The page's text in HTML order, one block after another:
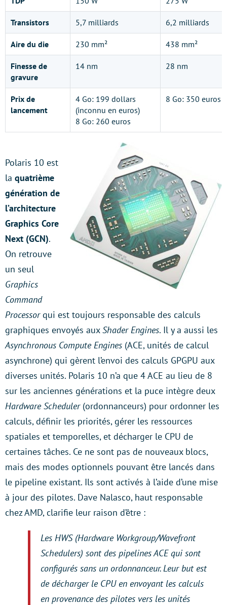
Transistors 5,7 milliards 6,2 milliards
Aire du die 230 mm² 438 mm²
Finesse de
gravure
14 nm 28 nm
Prix de
lancement
4 Go: 199 dollars
(inconnu en euros)
8 Go: 260 euros
8 Go: 350 euros
Polaris 10 est
la quatrième
génération de
l’architecture
Graphics Core
Next (GCN).
On retrouve
un seul
Graphics
Command
Processorqui est toujours responsable des calculs
graphiques envoyés auxShader Engines. Il y a aussi les
Asynchronous Compute Engines (ACE, unités de calcul
asynchrone) qui gèrent l’envoi des calculs GPGPU aux
diverses unités. Polaris 10 n’a que 4 ACE au lieu de 8
sur les anciennes générations et la puce intègre deux
Hardware Scheduler(ordonnanceurs) pour ordonner les
calculs, définir les priorités, gérer les ressources
spatiales et temporelles, et décharger le CPU de
certaines tâches. Ce ne sont pas de nouveaux blocs,
mais des modes optionnels pouvant être lancés dans
le pipeline existant. Ils sont activés à l’aide d’une mise
à jour des pilotes. Dave Nalasco, haut responsable
chez AMD, clarifie leur raison d’être :
Les HWS (Hardware Workgroup/Wavefront
Schedulers) sont des pipelines ACE qui sont
configurés sans un ordonnanceur. Leur but est
de décharger le CPU en envoyant les calculs
en provenance des pilotes vers les unités